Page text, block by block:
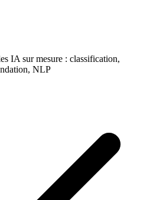
IA sur mesure : classification,
NLP